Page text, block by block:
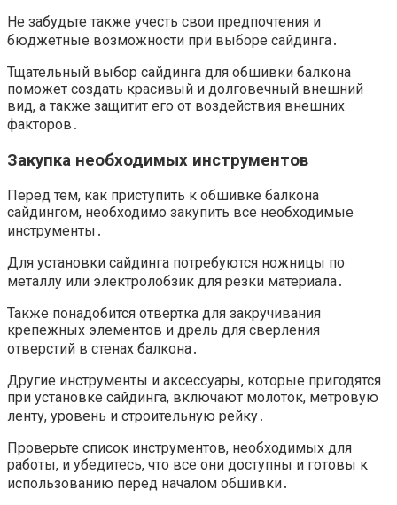
Не забудьте также учесть свои предпочтения и
бюджетные возможности при выборе сайдинга․
Тщательный выбор сайдинга для обшивки балкона
поможет создать красивый и долговечный внешний
вид, а также защитит его от воздействия внешних
факторов․
Закупка необходимых инструментов
Перед тем, как приступить к обшивке балкона
сайдингом, необходимо закупить все необходимые
инструменты․
Для установки сайдинга потребуются ножницы по
металлу или электролобзик для резки материала․
Также понадобится отвертка для закручивания
крепежных элементов и дрель для сверления
отверстий в стенах балкона․
Другие инструменты и аксессуары, которые пригодятся
при установке сайдинга, включают молоток, метровую
ленту, уровень и строительную рейку․
Проверьте список инструментов, необходимых для
работы, и убедитесь, что все они доступны и готовы к
использованию перед началом обшивки․